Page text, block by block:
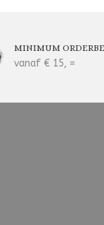
MINIMUM
vanaf € 15, =